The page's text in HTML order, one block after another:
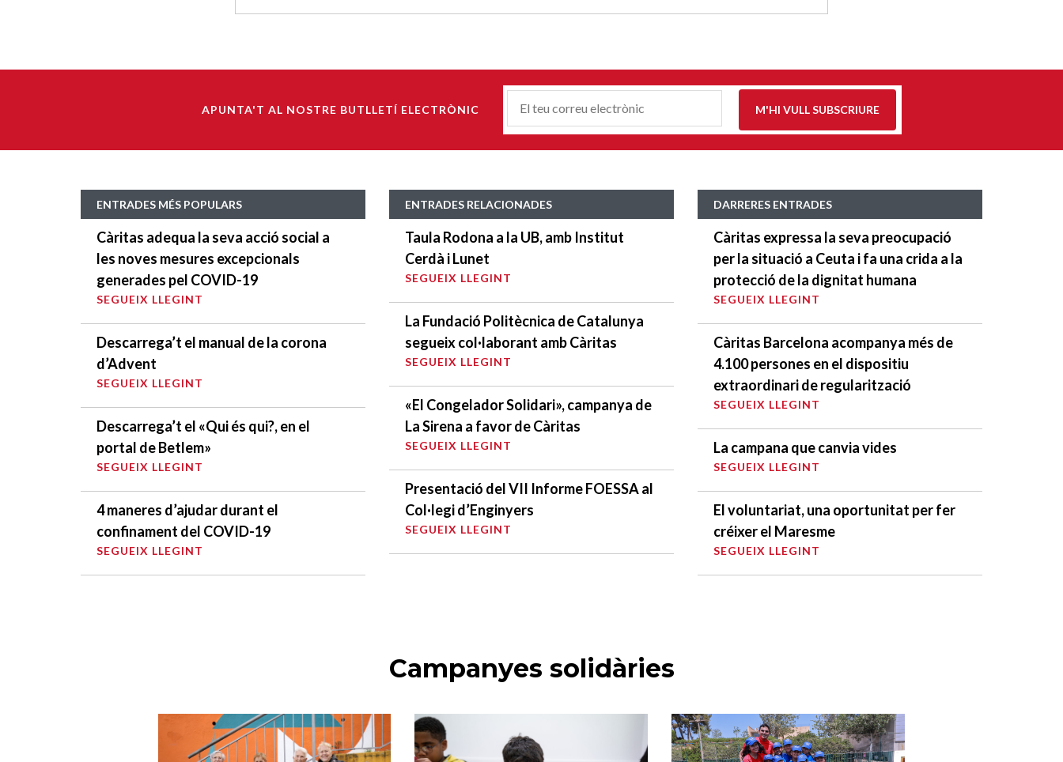
APUNTA'T AL NOSTRE BUTLLETÍ ELECTRÒNIC
Correu-
M'HI VULL SUBSCRIURE
ENTRADES MÉS POPULARS
Càritas adequa la seva acció social a
les noves mesures excepcionals
generades pel COVID-19
SEGUEIX LLEGINT
Descarrega’t el manual de la corona
d’Advent
SEGUEIX LLEGINT
Descarrega’t el «Qui és qui?, en el
portal de Betlem»
SEGUEIX LLEGINT
4 maneres d’ajudar durant el
confinament del COVID-19
SEGUEIX LLEGINT
ENTRADES RELACIONADES
Taula Rodona a la UB, amb Institut
Cerdà i Lunet
SEGUEIX LLEGINT
La Fundació Politècnica de Catalunya
segueix col·laborant amb Càritas
SEGUEIX LLEGINT
«El Congelador Solidari», campanya de
La Sirena a favor de Càritas
SEGUEIX LLEGINT
Presentació del VII Informe FOESSA al
Col·legi d’Enginyers
SEGUEIX LLEGINT
DARRERES ENTRADES
Càritas expressa la seva preocupació
per la situació a Ceuta i fa una crida a la
protecció de la dignitat humana
SEGUEIX LLEGINT
Càritas Barcelona acompanya més de
4.100 persones en el dispositiu
extraordinari de regularització
SEGUEIX LLEGINT
La campana que canvia vides
SEGUEIX LLEGINT
El voluntariat, una oportunitat per fer
créixer el Maresme
SEGUEIX LLEGINT
Campanyes solidàries